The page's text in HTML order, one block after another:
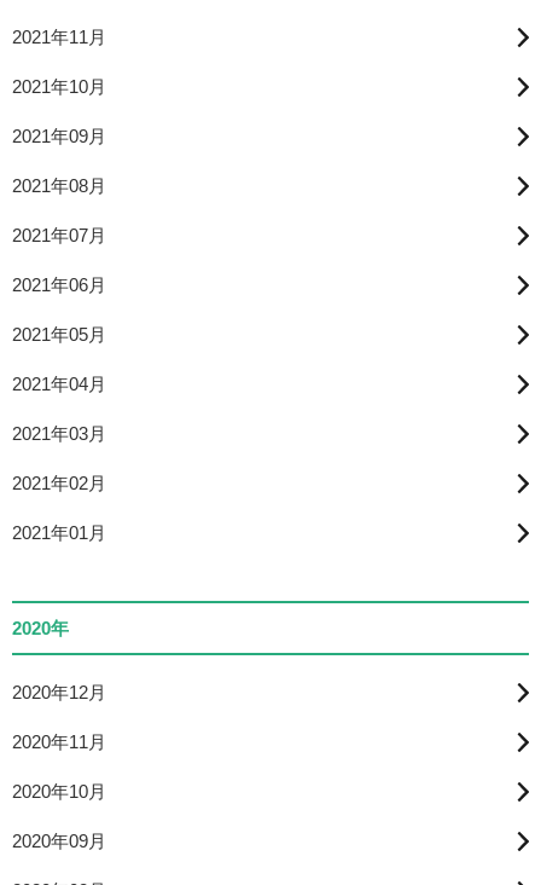
2021年11月
2021年10月
2021年09月
2021年08月
2021年07月
2021年06月
2021年05月
2021年04月
2021年03月
2021年02月
2021年01月
2020年
2020年12月
2020年11月
2020年10月
2020年09月